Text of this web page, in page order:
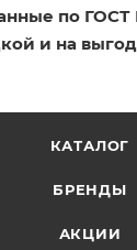
по ГОСТ
и на
КАТАЛОГ
БРЕНДЫ
АКЦИИ